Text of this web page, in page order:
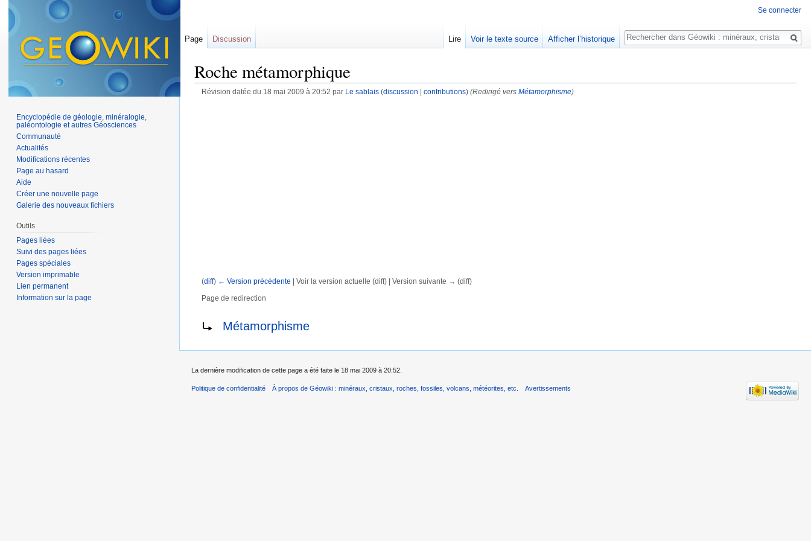
Roche métamorphique
Révision datée du 18 mai 2009 à 20:52 par Le sablais (discussion contributions) (Redirigé vers Métamorphisme)
(diff) ← Version précédente | Voir la version actuelle (diff) | Version suivante → (diff)
Page de redirection
Rediriger vers :Métamorphisme
Se connecter
Page Discussion Lire Voir le texte source Afficher l’historique
Rechercher
Encyclopédie de géologie, minéralogie,
paléontologie et autres Géosciences
Communauté
Actualités
Modifications récentes
Page au hasard
Aide
Créer une nouvelle page
Galerie des nouveaux fichiers
Outils
Pages liées
Suivi des pages liées
Pages spéciales
Version imprimable
Lien permanent
Information sur la page
La dernière modification de cette page a été faite le 18 mai 2009 à 20:52.
Politique de confidentialité À propos de Géowiki : minéraux, cristaux, roches, fossiles, volcans, météorites, etc. Avertissements